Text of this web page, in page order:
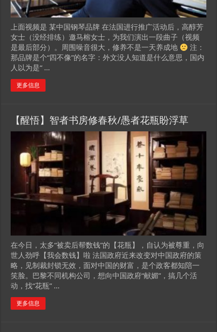
上面视频是 某中国钢琴品牌 在法国进行推广活动后，高醇芳
女士（没经排练）邀马榕女士，为我们演出一段曲子（视频
是最后部分）。周围噪音很大，修养不是一天养成地
注：
那品牌是个“四不像”的名字：外文没人知道是什么意思，国内
人以为是“ ...
更多信息
【醒悟】智者书房修春秋/愚者花瓶盼浮草
在今日，太多“被卖后帮数钱”的【花瓶】，自认为被尊重，向
世人劲呼【我会数钱】啦 法国政府近来改变对中国政府的策
略，见制裁封锁无效，面对中国的财富，是个政客都知陪一
笑脸。巴黎不同机构公司，想向中国政府“献媚”，搞几个活
动，找“花瓶” ...
更多信息